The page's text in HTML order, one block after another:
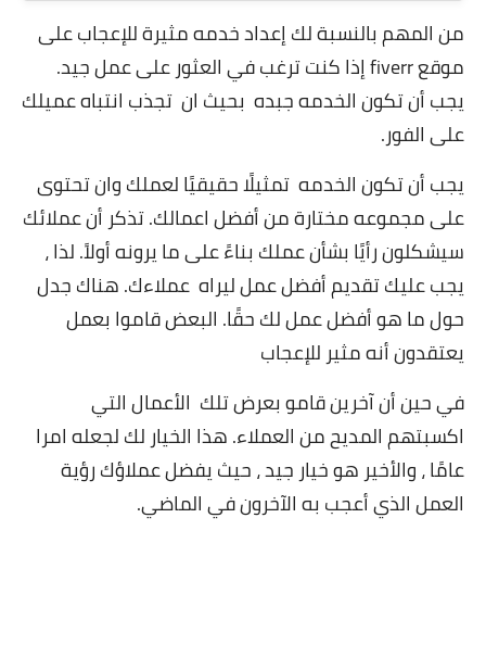
من المهم بالنسبة لك إعداد خدمه مثيرة للإعجاب على
موقع fiverr إذا كنت ترغب في العثور على عمل جيد.
يجب أن تكون الخدمه جبده بحيث ان تجذب انتباه عميلك
على الفور.
يجب أن تكون الخدمه تمثيلًا حقيقيًا لعملك وان تحتوى
على مجموعهمختارة من أفضل اعمالك. تذكر أن عملائك
سيشكلون رأيًا بشأن عملك بناءً على ما يرونه أولاً. لذا ،
يجب عليك تقديم أفضل عمل ليراه عملاءك. هناك جدل
حول ما هو أفضل عمل لك حقًا. البعض قاموا بعمل
يعتقدون أنه مثير للإعجاب
في حين أن آخرين قامو بعرض تلك الأعمال التي
اكسبتهم المديح من العملاء. هذا الخيار لك لجعله امرا
عامًا ، والأخير هو خيار جيد ، حيث يفضل عملاؤك رؤية
العمل الذي أعجب به الآخرون في الماضي.